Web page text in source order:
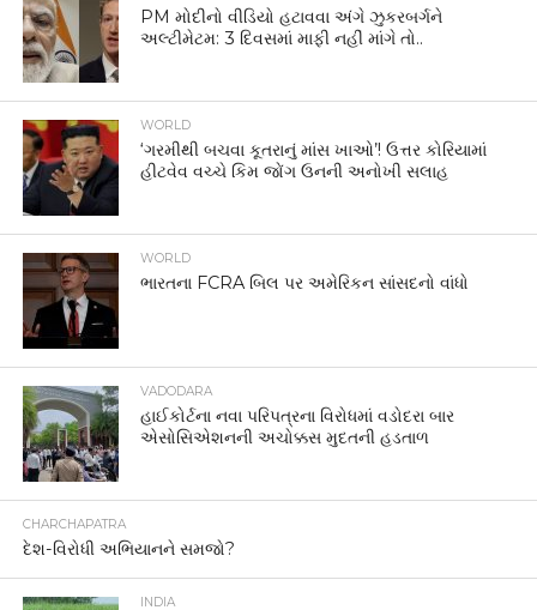
ભારતના FCRA બિલ પર અમેરિકન સાંસદનો વાંધો
VADODARA
હાઈકોર્ટના નવા પરિપત્રના વિરોધમાં વડોદરા બાર
એસોસિએશનની અચોક્કસ મુદતની હડતાળ
CHARCHAPATRA
દેશ-વિરોધી અભિયાનને સમજો?
SPORTS